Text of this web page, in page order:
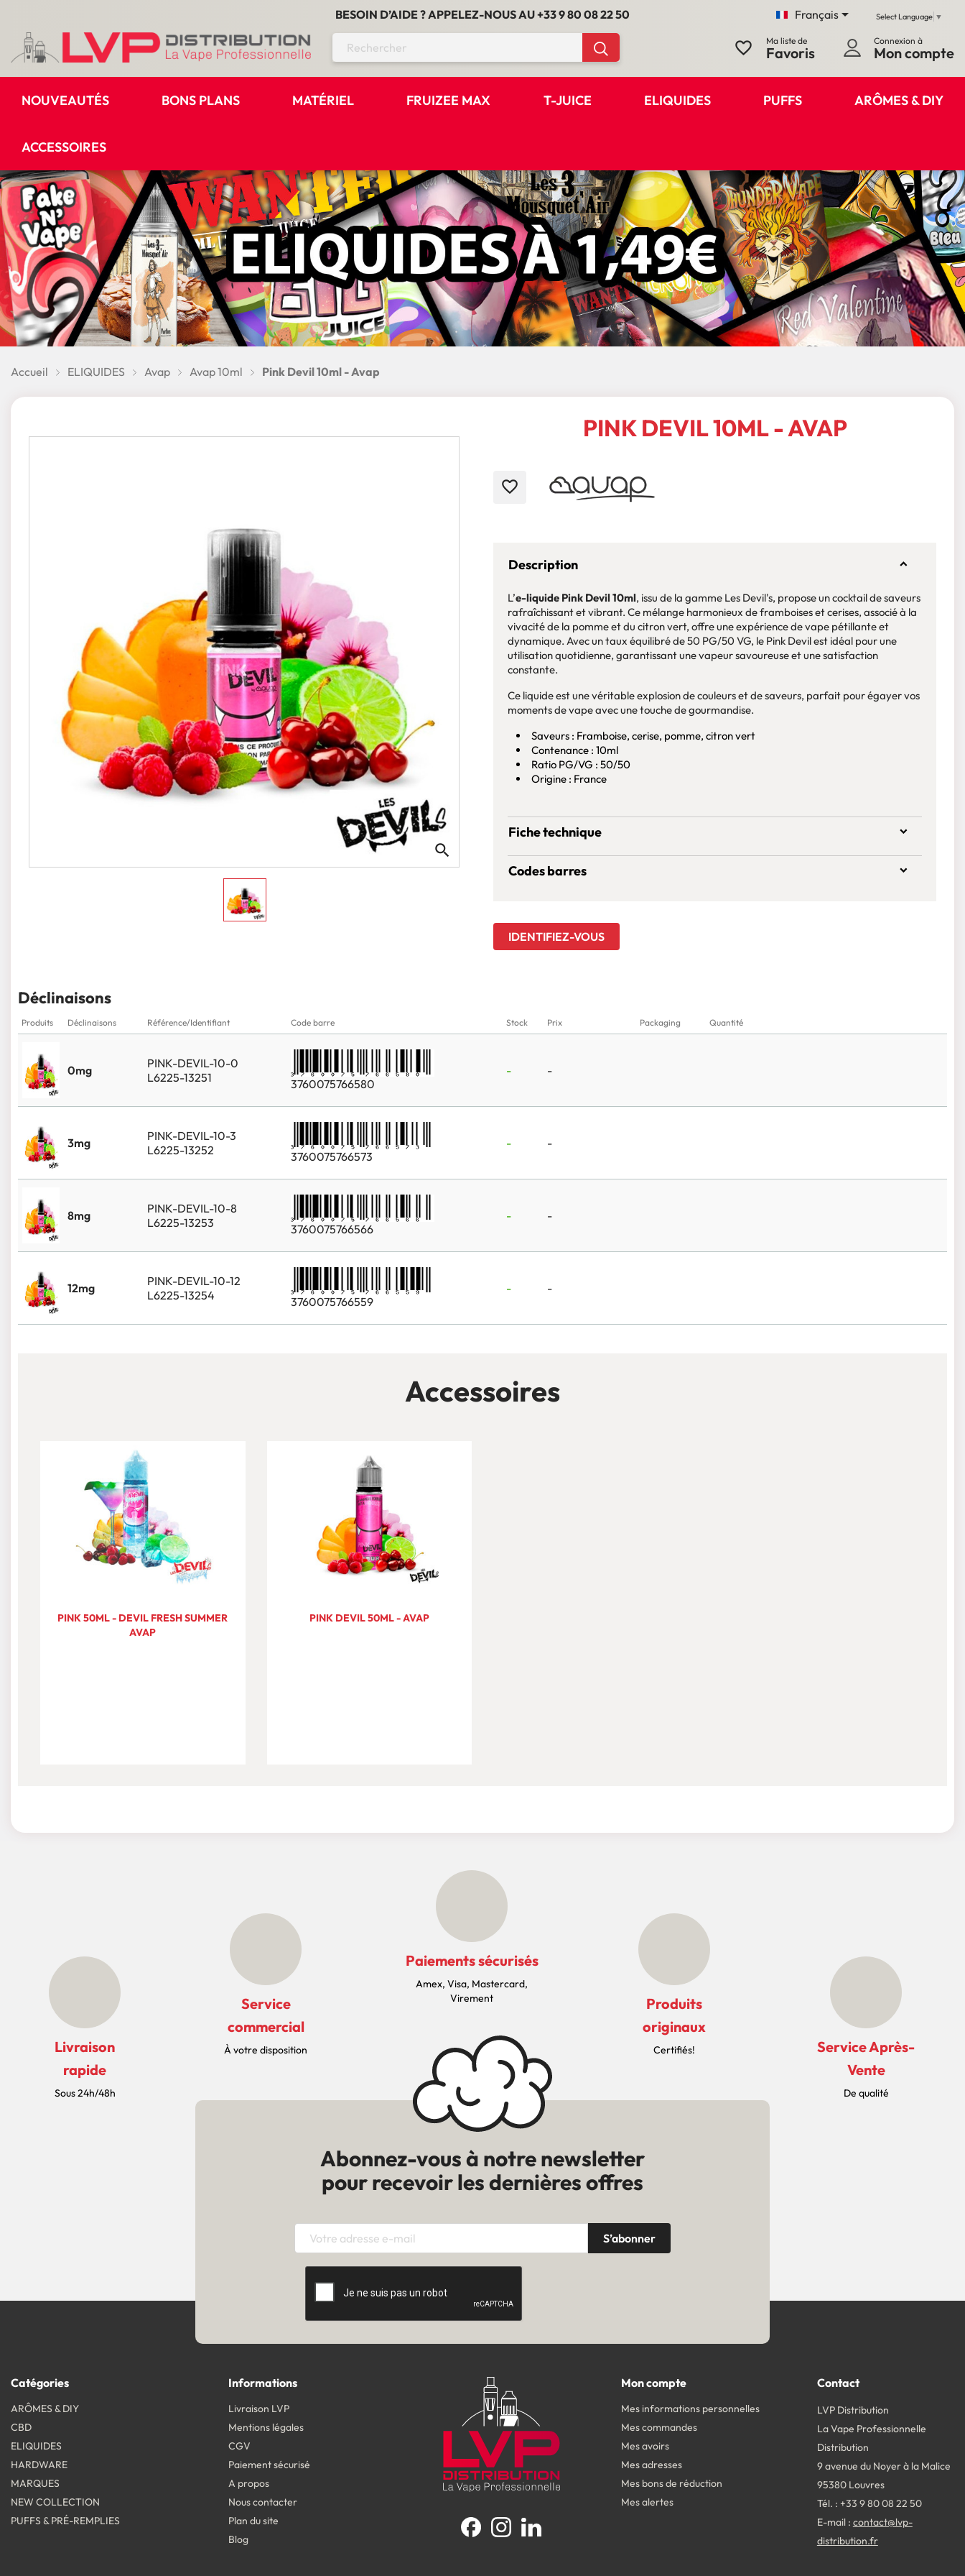
BESOIN D’AIDE ? APPELEZ-NOUS AU+33 9 80 08 22 50 Français Select Language ▼
favorite_border Ma liste de
Favoris
Connexion à
Mon compte
NOUVEAUTÉS BONS PLANS MATÉRIEL FRUIZEE MAX T-JUICE ELIQUIDES PUFFS ARÔMES & DIY
ACCESSOIRES
Accueil ELIQUIDES Avap Avap 10ml Pink Devil 10ml - Avap
search
PINK DEVIL 10ML - AVAP
favorite_border
Description
L’e-liquide Pink Devil 10ml, issu de la gamme Les Devil's, propose un cocktail de saveurs
rafraîchissant et vibrant. Ce mélange harmonieux de framboises et cerises, associé à la
vivacité de la pomme et du citron vert, offre une expérience de vape pétillante et
dynamique. Avec un taux équilibré de 50 PG/50 VG, le Pink Devil est idéal pour une
utilisation quotidienne, garantissant une vapeur savoureuse et une satisfaction
constante.
Ce liquide est une véritable explosion de couleurs et de saveurs, parfait pour égayer vos
moments de vape avec une touche de gourmandise.
Saveurs : Framboise, cerise, pomme, citron vert
Contenance : 10ml
Ratio PG/VG : 50/50
Origine : France
Fiche technique
Codes barres
IDENTIFIEZ-VOUS
Déclinaisons
Produits Déclinaisons Référence/Identifiant Code barre Stock Prix Packaging Quantité
0mg
PINK-DEVIL-10-0
L6225-13251
3760075766580
- -
3mg
PINK-DEVIL-10-3
L6225-13252
3760075766573
- -
8mg
PINK-DEVIL-10-8
L6225-13253
3760075766566
- -
12mg
PINK-DEVIL-10-12
L6225-13254
3760075766559
- -
Accessoires
PINK 50ML - DEVIL FRESH SUMMER
AVAP
PINK DEVIL 50ML - AVAP
Livraison
rapide
Sous 24h/48h
Service
commercial
À votre disposition
Paiements sécurisés
Amex, Visa, Mastercard,
Virement
Produits
originaux
Certifiés!
Service Après-
Vente
De qualité
Abonnez-vous à notre newsletter
pour recevoir les dernières offres
Catégories
ARÔMES & DIY
CBD
ELIQUIDES
HARDWARE
MARQUES
NEW COLLECTION
PUFFS & PRÉ-REMPLIES
Informations
Livraison LVP
Mentions légales
CGV
Paiement sécurisé
A propos
Nous contacter
Plan du site
Blog
FacebookInstagram
Mon compte
Mes informations personnelles
Mes commandes
Mes avoirs
Mes adresses
Mes bons de réduction
Mes alertes
Contact
LVP Distribution
La Vape Professionnelle
Distribution
9 avenue du Noyer à la Malice
95380 Louvres
Tél. : +33 9 80 08 22 50
E-mail : contact@lvp-
distribution.fr